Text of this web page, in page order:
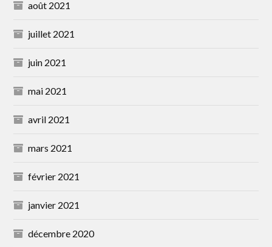
août 2021
juillet 2021
juin 2021
mai 2021
avril 2021
mars 2021
février 2021
janvier 2021
décembre 2020